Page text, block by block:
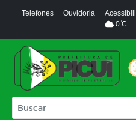
Telefones Ouvidoria
0ºC